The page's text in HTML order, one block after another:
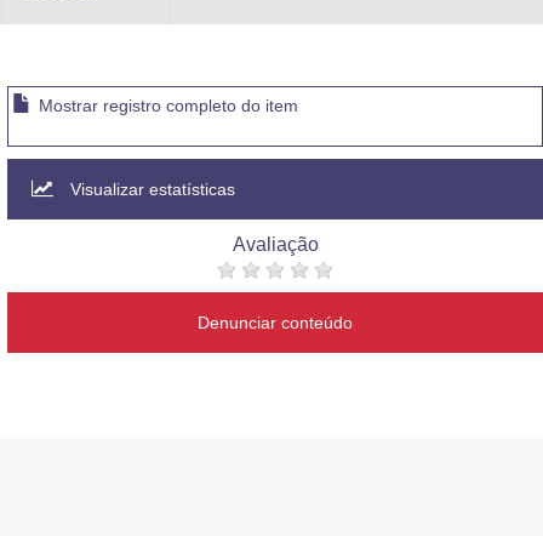
Mostrar registro completo do item
Visualizar estatísticas
Avaliação
Denunciar conteúdo